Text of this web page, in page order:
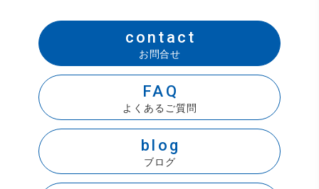
contact
お問合せ
FAQ
よくあるご質問
blog
ブログ